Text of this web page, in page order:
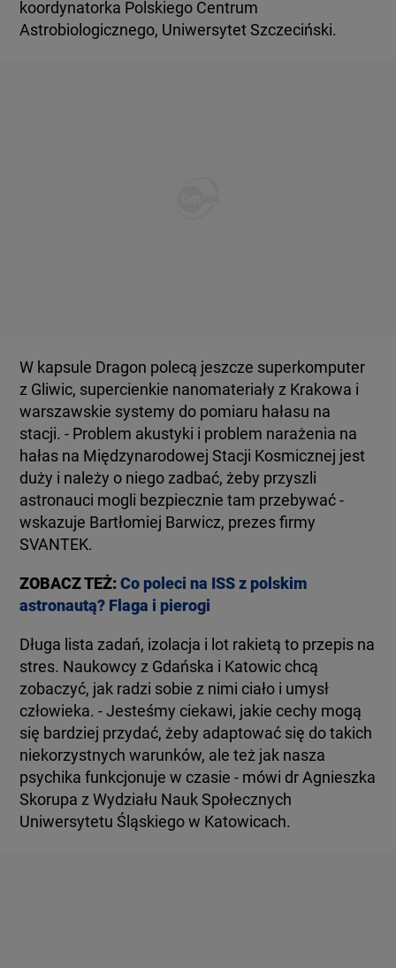
koordynatorka Polskiego Centrum
Astrobiologicznego, Uniwersytet Szczeciński.
W kapsule Dragon polecą jeszcze superkomputer
z Gliwic, supercienkie nanomateriały z Krakowa i
warszawskie systemy do pomiaru hałasu na
stacji. - Problem akustyki i problem narażenia na
hałas na Międzynarodowej Stacji Kosmicznej jest
duży i należy o niego zadbać, żeby przyszli
astronauci mogli bezpiecznie tam przebywać -
wskazuje Bartłomiej Barwicz, prezes firmy
SVANTEK.
ZOBACZ TEŻ:Co poleci na ISS z polskim
astronautą? Flaga i pierogi
Długa lista zadań, izolacja i lot rakietą to przepis na
stres. Naukowcy z Gdańska i Katowic chcą
zobaczyć, jak radzi sobie z nimi ciało i umysł
człowieka. - Jesteśmy ciekawi, jakie cechy mogą
się bardziej przydać, żeby adaptować się do takich
niekorzystnych warunków, ale też jak nasza
psychika funkcjonuje w czasie - mówi dr Agnieszka
Skorupa z Wydziału Nauk Społecznych
Uniwersytetu Śląskiego w Katowicach.